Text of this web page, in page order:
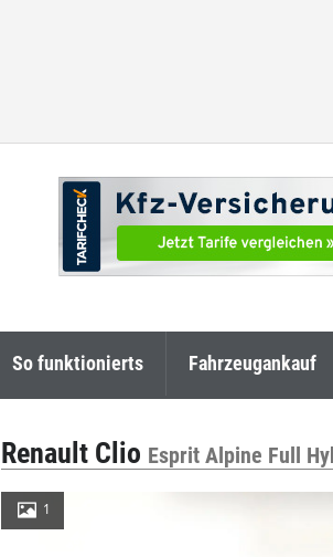
So funktionierts Fahrzeugankauf
Renault Clio Esprit Alpine Full
1